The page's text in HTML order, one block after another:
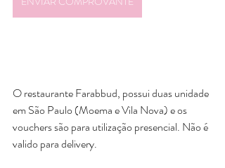
O restaurante Farabbud, possui duas unidade
em São Paulo (Moema e Vila Nova) e os
vouchers são para utilização presencial. Não é
valido para delivery.